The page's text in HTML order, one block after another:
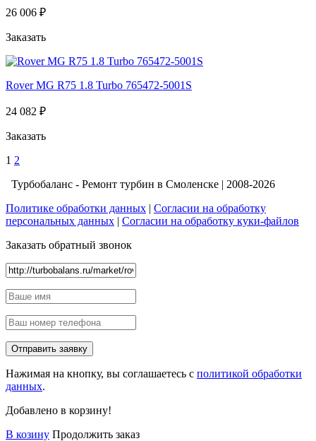
26 006 ₽
Заказать
Rover MG R75 1.8 Turbo 765472-5001S
24 082 ₽
Заказать
1 2
Турбобаланс - Ремонт турбин в Смоленске | 2008-2026
Политике обработки данных | Согласии на обработку
персональных данных | Согласии на обработку куки-файлов
Заказать обратный звонок
Нажимая на кнопку, вы соглашаетесь с политикой обработки
данных.
Добавлено в корзину!
В козину Продолжить заказ